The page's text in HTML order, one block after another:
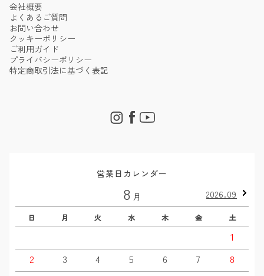
会社概要
よくあるご質問
お問い合わせ
クッキーポリシー
ご利用ガイド
プライバシーポリシー
特定商取引法に基づく表記
営業日カレンダー
8 月 2026.09
日 月 火 水 木 金 土
1
2
3 4 5 6 7
8